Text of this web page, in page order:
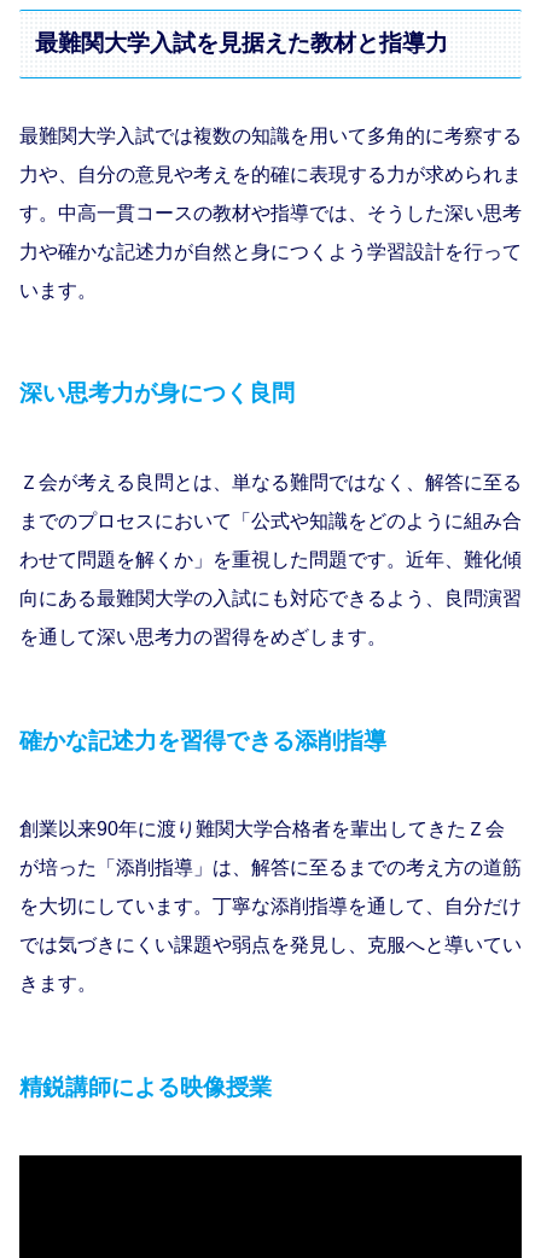
最難関⼤学⼊試を⾒据えた教材と指導力
最難関⼤学⼊試では複数の知識を⽤いて多⾓的に考察する
⼒や、⾃分の意⾒や考えを的確に表現する⼒が求められま
す。中⾼⼀貫コースの教材や指導では、そうした深い思考
⼒や確かな記述⼒が⾃然と⾝につくよう学習設計を⾏って
います。
深い思考力が身につく良問
Ｚ会が考える良問とは、単なる難問ではなく、解答に至る
までのプロセスにおいて「公式や知識をどのように組み合
わせて問題を解くか」を重視した問題です。近年、難化傾
向にある最難関大学の入試にも対応できるよう、良問演習
を通して深い思考力の習得をめざします。
確かな記述力を習得できる添削指導
創業以来90年に渡り難関大学合格者を輩出してきたＺ会
が培った「添削指導」は、解答に至るまでの考え方の道筋
を大切にしています。丁寧な添削指導を通して、自分だけ
では気づきにくい課題や弱点を発見し、克服へと導いてい
きます。
精鋭講師による映像授業